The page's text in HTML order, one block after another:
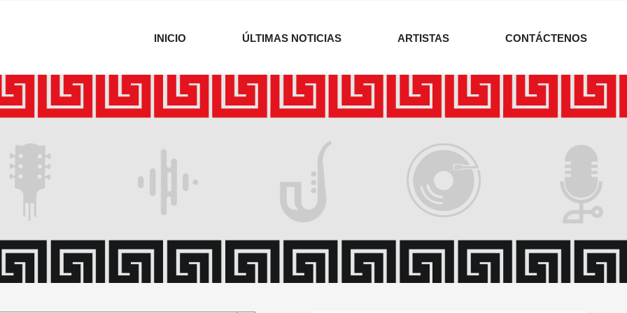
INICIO ÚLTIMAS NOTICIAS ARTISTAS CONTÁCTENOS